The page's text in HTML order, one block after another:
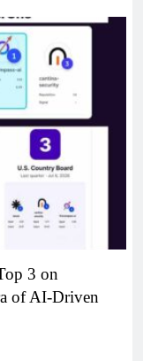
3 on
of AI-Driven